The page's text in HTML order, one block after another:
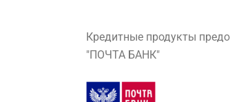
Кредитные продукты
"ПОЧТА БАНК"